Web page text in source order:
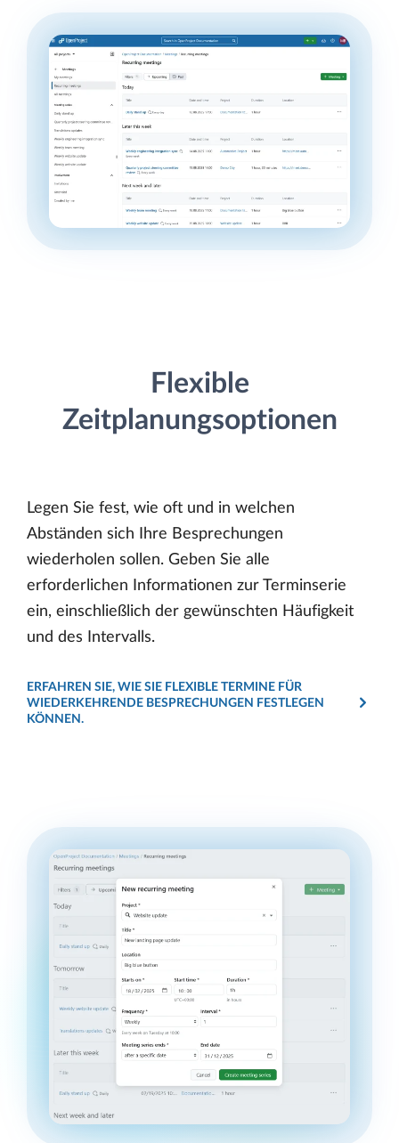
Flexible
Zeitplanungsoptionen
Legen Sie fest, wie oft und in welchen
Abständen sich Ihre Besprechungen
wiederholen sollen. Geben Sie alle
erforderlichen Informationen zur Terminserie
ein, einschließlich der gewünschten Häufigkeit
und des Intervalls.
ERFAHREN SIE, WIE SIE FLEXIBLE TERMINE FÜR
WIEDERKEHRENDE BESPRECHUNGEN FESTLEGEN
KÖNNEN.